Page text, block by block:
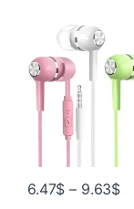
6.47$ – 9.63$